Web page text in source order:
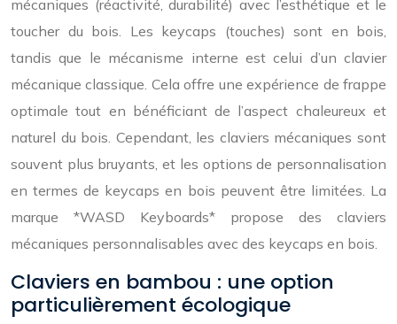
mécaniques (réactivité, durabilité) avec l’esthétique et le
toucher du bois. Les keycaps (touches) sont en bois,
tandis que le mécanisme interne est celui d’un clavier
mécanique classique. Cela offre une expérience de frappe
optimale tout en bénéficiant de l’aspect chaleureux et
naturel du bois. Cependant, les claviers mécaniques sont
souvent plus bruyants, et les options de personnalisation
en termes de keycaps en bois peuvent être limitées. La
marque *WASD Keyboards* propose des claviers
mécaniques personnalisables avec des keycaps en bois.
Claviers en bambou : une option
particulièrement écologique